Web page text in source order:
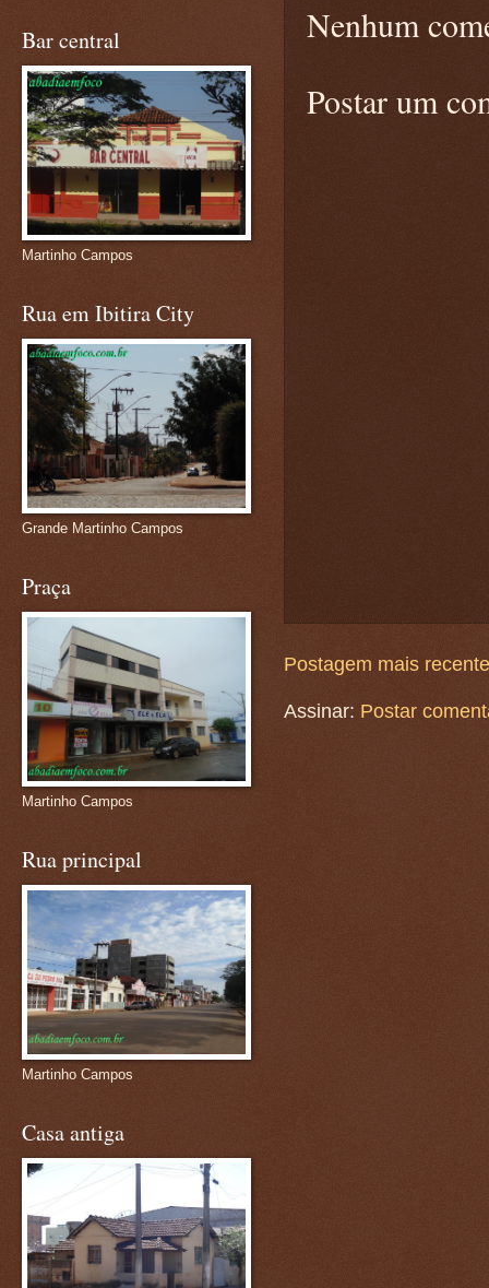
Nenhum
Postar um
Postagem mais recente
Assinar: Postar
Bar central
Martinho Campos
Rua em Ibitira City
Grande Martinho Campos
Praça
Martinho Campos
Rua principal
Martinho Campos
Casa antiga